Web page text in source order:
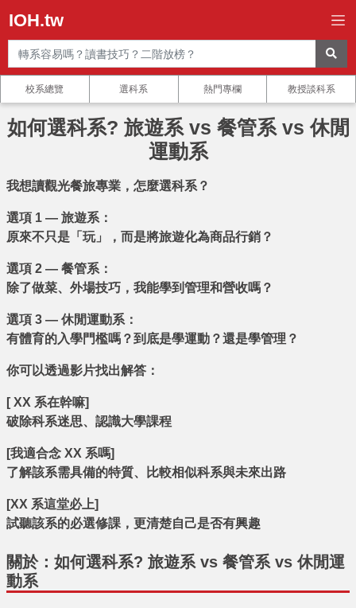
IOH.tw
校系總覽 選科系 熱門專欄 教授談科系
如何選科系? 旅遊系 vs 餐管系 vs 休閒
運動系
我想讀觀光餐旅專業，怎麼選科系？
選項 1 — 旅遊系：
原來不只是「玩」，而是將旅遊化為商品行銷？
選項 2 — 餐管系：
除了做菜、外場技巧，我能學到管理和營收嗎？
選項 3 — 休閒運動系：
有體育的入學門檻嗎？到底是學運動？還是學管理？
你可以透過影片找出解答：
[ XX 系在幹嘛]
破除科系迷思、認識大學課程
[我適合念 XX 系嗎]
了解該系需具備的特質、比較相似科系與未來出路
[XX 系這堂必上]
試聽該系的必選修課，更清楚自己是否有興趣
關於：如何選科系? 旅遊系 vs 餐管系 vs 休閒運
動系